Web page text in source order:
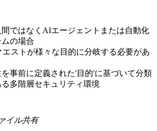
ではなくAIエージェントまたは自動化
の場合
エストが様々な目的に分岐する必要があ
事前に定義された'目的'に基づいて分類
多階層セキュリティ環境
イル共有